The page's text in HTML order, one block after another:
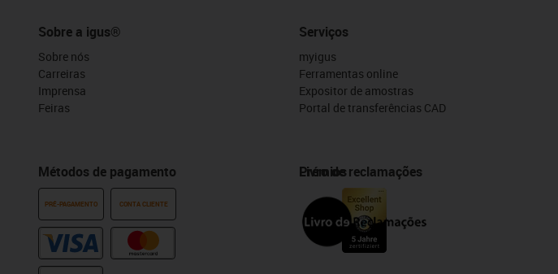
Sobre a igus®
Sobre nós
Carreiras
Imprensa
Feiras
Métodos de pagamento
PRÉ-PAGAMENTO CONTA CLIENTE
Serviços
myigus
Ferramentas online
Expositor de amostras
Portal de transferências CAD
Prémios
Livro de reclamações